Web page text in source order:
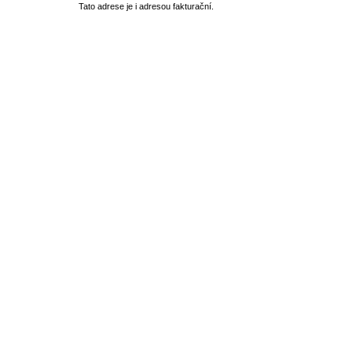
Tato adrese je i adresou fakturační.